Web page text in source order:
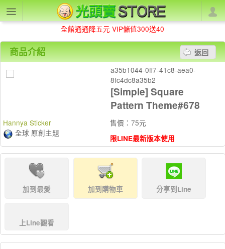
全館通通降五元 VIP儲值300送40
商品介紹
返回
a35b1044-0ff7-41c8-aea0-
8fc4dc8a35b2
[Simple] Square
Pattern Theme#678
Hannya Sticker
全球 原創主題
售價：75元
限LINE最新版本使用
加到最愛 加到購物車 分享到Line
上Line觀看